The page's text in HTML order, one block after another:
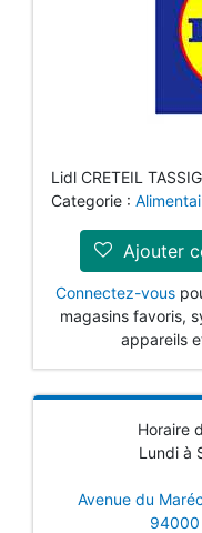
Lidl CRETEIL
Categorie :
Ajouter
Connectez-vous
magasins favoris,
appareils
Horaire
Lundi à
Avenue du
94000